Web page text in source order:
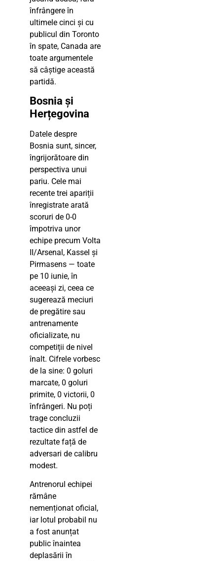
înfrângere în
ultimele cinci și cu
publicul din Toronto
în spate, Canada are
toate argumentele
să câștige această
partidă.
Bosnia și
Herțegovina
Datele despre
Bosnia sunt, sincer,
îngrijorătoare din
perspectiva unui
pariu. Cele mai
recente trei apariții
înregistrate arată
scoruri de 0-0
împotriva unor
echipe precum Volta
II/Arsenal, Kassel și
Pirmasens — toate
pe 10 iunie, în
aceeași zi, ceea ce
sugerează meciuri
de pregătire sau
antrenamente
oficializate, nu
competiții de nivel
înalt. Cifrele vorbesc
de la sine: 0 goluri
marcate, 0 goluri
primite, 0 victorii, 0
înfrângeri. Nu poți
trage concluzii
tactice din astfel de
rezultate față de
adversari de calibru
modest.
Antrenorul echipei
rămâne
nemenționat oficial,
iar lotul probabil nu
a fost anunțat
public înaintea
deplasării în